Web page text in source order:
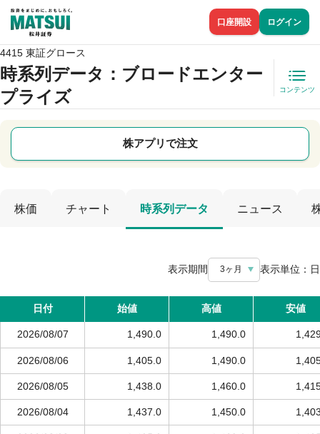
口座開設 ログイン
4415 東証グロース
時系列データ ：ブロードエンター
プライズ
コンテンツ
株アプリで注文
株価 チャート 時系列データ ニュース
表示期間 3ヶ月 表示単位： 日
日付 始値 高値 安値
2026/08/07 1,490.0 1,490.0
2026/08/06 1,405.0 1,490.0
2026/08/05 1,438.0 1,460.0
2026/08/04 1,437.0 1,450.0